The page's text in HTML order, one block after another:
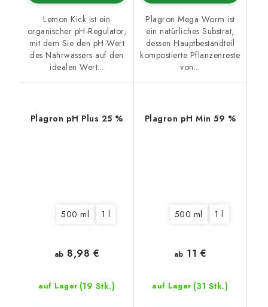
Lemon Kick ist ein
organischer pH-Regulator,
mit dem Sie den pH-Wert
des Nährwassers auf den
idealen Wert...
Plagron Mega Worm ist
ein natürliches Substrat,
dessen Hauptbestandteil
kompostierte Pflanzenreste
von...
Plagron pH Plus 25 %
500 ml 1 l
auf Lager (19 Stk.)
ab 8,98 €
Plagron pH Min 59 %
500 ml 1 l
auf Lager (31 Stk.)
ab 11 €